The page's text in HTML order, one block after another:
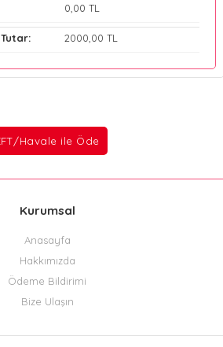
0 ,00 TL
2000 ,00 TL
Kurumsal
Anasayfa
Hakkımızda
Ödeme Bildirimi
Bize Ulaşın